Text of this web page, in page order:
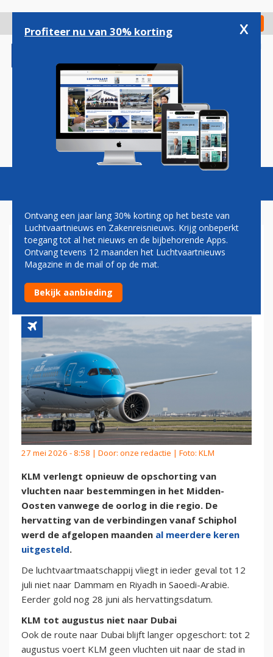
gaan
Check in
Magazine Podcasts Vacatures
KLM SCHRAPT VLUCHTEN
NAAR SAOEDI-ARABIË EN
DUBAI TOT DEZE ZOMER
27 mei 2026 - 8:58 | Door: onze redactie | Foto: KLM
KLM verlengt opnieuw de opschorting van
vluchten naar bestemmingen in het Midden-
Oosten vanwege de oorlog in die regio. De
hervatting van de verbindingen vanaf Schiphol
werd de afgelopen maanden al meerdere keren
uitgesteld.
De luchtvaartmaatschappij vliegt in ieder geval tot 12
juli niet naar Dammam en Riyadh in Saoedi-Arabië.
Eerder gold nog 28 juni als hervattingsdatum.
KLM tot augustus niet naar Dubai
Ook de route naar Dubai blijft langer opgeschort: tot 2
augustus voert KLM geen vluchten uit naar de stad in
Profiteer nu van 30% korting x
Ontvang een jaar lang 30% korting op het beste van
Luchtvaartnieuws en Zakenreisnieuws. Krijg onbeperkt
toegang tot al het nieuws en de bijbehorende Apps.
Ontvang tevens 12 maanden het Luchtvaartnieuws
Magazine in de mail of op de mat.
Bekijk aanbieding